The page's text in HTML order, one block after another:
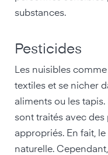
substances.
Pesticides
Les nuisibles
textiles et se nicher
aliments ou les tapis.
sont traités avec
appropriés. En fait,
naturelle.